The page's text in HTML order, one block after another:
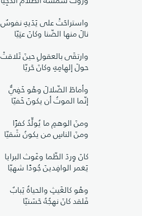
واستراحَتْ على يَدَيهِ نفوسٌ
نالَ منها الضّنا وكانَ عتِيّا
وارتقَى بالعقولِ حينَ تَلاقتْ
حولَ إلهامِهِ وكانَ حَريّا
وأماطَ الضّلالَ وهْو خَفِيٌّ
إنّما الموتُ أن يكونَ خَفيّا
ومنَ الوهمِ ما يُولِّدُ كفرًا
ومنَ الناسِ من يكونُ شَقيّا
كانَ وِردَ الظّما وغَوث البرايا
يَغمر الوافِدينَ جُودًا شهيّا
وهْو كالغَيثِ والحياةُ يَبابٌ
فَلقد كانَ نهجُهُ حَسَنيّا